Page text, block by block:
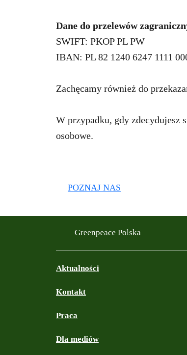
Dane do przelewów
SWIFT: PKOP PL PW
IBAN: PL 82 1240 6247 1111
Zachęcamy również do
W przypadku, gdy zdecydujesz
osobowe.
POZNAJ NAS
Greenpeace Polska
Aktualności
Kontakt
Praca
Dla mediów